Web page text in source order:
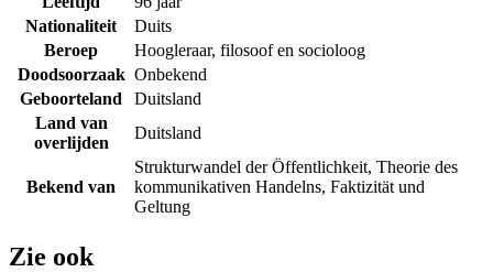
Nationaliteit
Duits
Beroep
Hoogleraar, filosoof en socioloog
Doodsoorzaak Onbekend
Geboorteland
Duitsland
Land van
overlijden
Duitsland
Bekend van
Strukturwandel der Öffentlichkeit, Theorie des
kommunikativen Handelns, Faktizität und
Geltung
Zie ook